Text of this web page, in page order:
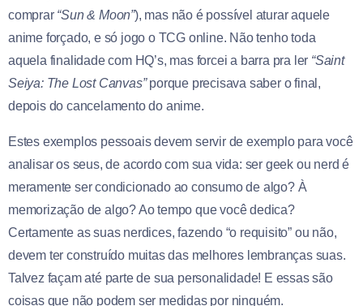
comprar “Sun & Moon”), mas não é possível aturaraquele
anime forçado, e só jogo o TCG online. Não tenho toda
aquela finalidade com HQ’s, mas forcei a barra pra ler “Saint
Seiya: The Lost Canvas”porque precisava saber o final,
depois do cancelamento do anime.
Estes exemplos pessoais devem servir de exemplo para você
analisar os seus, de acordo com sua vida: ser geek ou nerd é
meramente ser condicionado ao consumo de algo? À
memorização de algo? Ao tempo que você dedica?
Certamente as suas nerdices, fazendo “o requisito” ou não,
devem ter construído muitas das melhores lembranças suas.
Talvez façam até parte de sua personalidade! E essas são
coisas que não podem ser medidas por ninguém.